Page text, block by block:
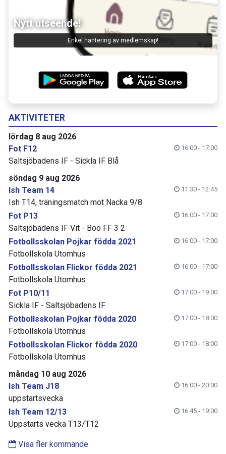
Nytt utseende!
Enkel hantering av medlemskap!
AKTIVITETER
lördag 8 aug 2026
Fot F12
16:00 - 17:00
Saltsjöbadens IF - Sickla IF Blå
söndag 9 aug 2026
Ish Team 14
11:30 - 12:45
Ish T14, träningsmatch mot Nacka 9/8
Fot P13
16:00 - 17:00
Saltsjöbadens IF Vit - Boo FF 3 2
Fotbollsskolan Pojkar födda 2021
16:00 - 17:00
Fotbollskola Utomhus
Fotbollsskolan Flickor födda 2021
16:00 - 17:00
Fotbollskola Utomhus
Fot P10/11
17:00 - 19:00
Sickla IF - Saltsjöbadens IF
Fotbollsskolan Pojkar födda 2020
17:00 - 18:00
Fotbollskola Utomhus
Fotbollsskolan Flickor födda 2020
17:00 - 18:00
Fotbollskola Utomhus
måndag 10 aug 2026
Ish Team J18
16:00 - 20:00
uppstartsvecka
Ish Team 12/13
16:45 - 19:00
Uppstarts vecka T13/T12
Visa fler kommande